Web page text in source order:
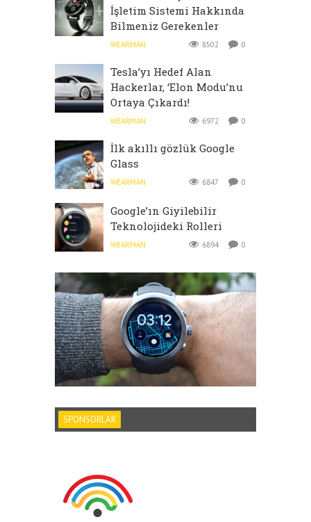
İşletim Sistemi Hakkında
Bilmeniz Gerekenler
WEARMAN 8502 0
Tesla’yı Hedef Alan
Hackerlar, ‘Elon Modu’nu
Ortaya Çıkardı!
WEARMAN 6972 0
İlk akıllı gözlük Google
Glass
WEARMAN 6847 0
Google’ın Giyilebilir
Teknolojideki Rolleri
WEARMAN 6894 0
SPONSORLAR